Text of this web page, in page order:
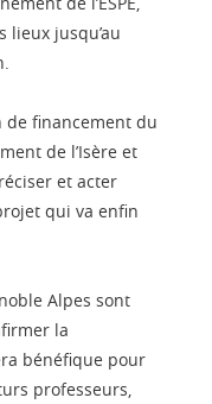
jusqu’au
de financement du
de l’Isère et
et acter
qui va enfin
Alpes sont
la
bénéfique pour
professeurs,